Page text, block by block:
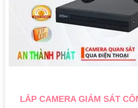
LẮP CAMERA GIÁM SÁT